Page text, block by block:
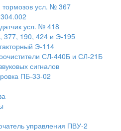
тормозов усл. № 367
усл. № 418
377, 190, 424 и Э-195
Э-114
СЛ-440Б и СЛ-21Б
сигналов
ПБ-33-02
управления ПВУ-2